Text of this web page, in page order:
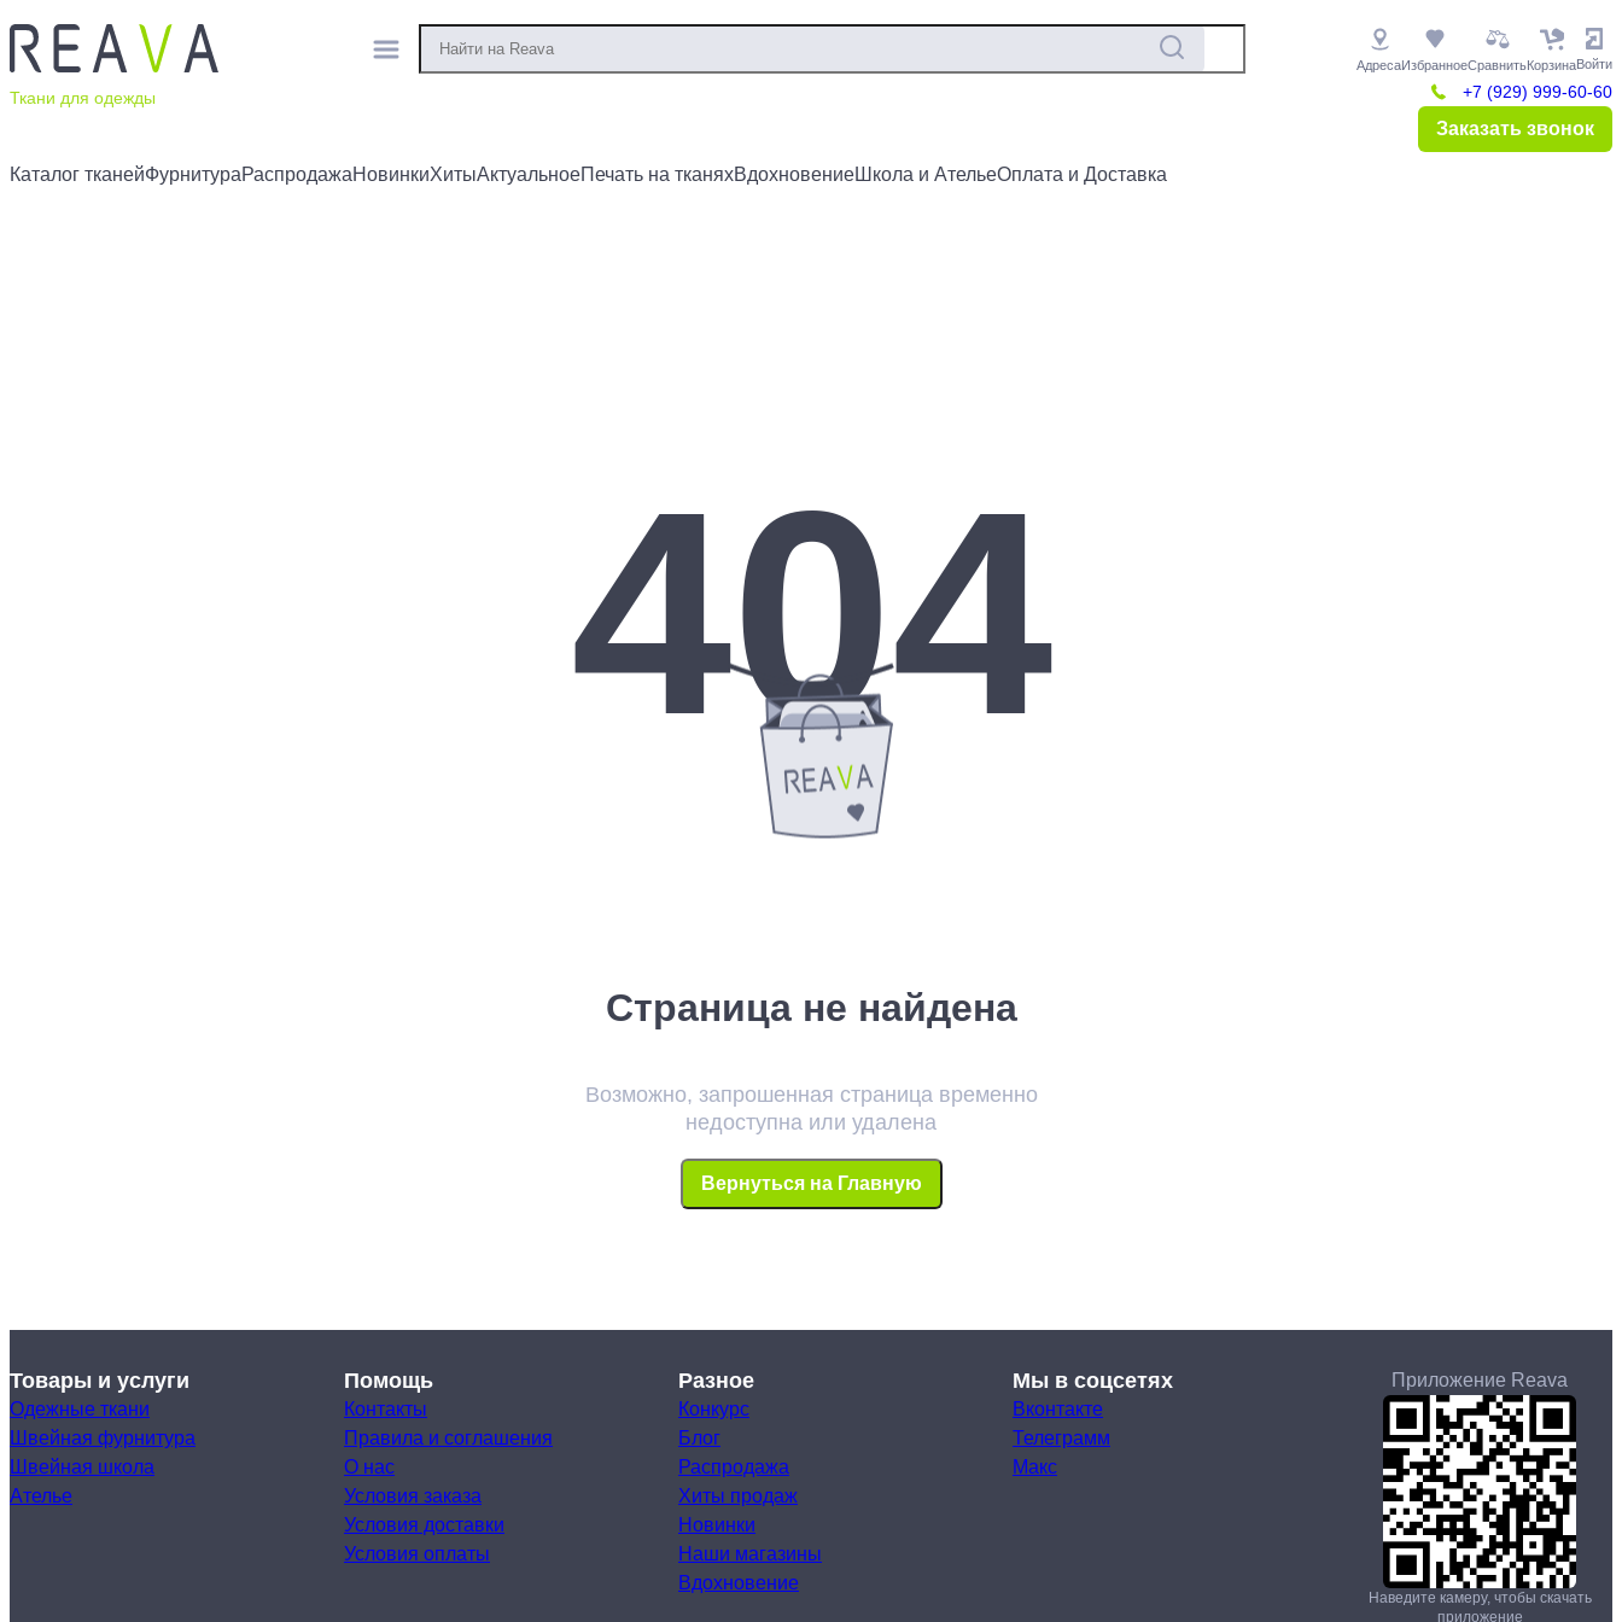
Ткани для одежды
АдресаИзбранноеСравнитьКорзинаВойти
+7 (929) 999-60-60
Заказать звонок
Каталог тканейФурнитураРаспродажаНовинкиХитыАктуальноеПечать на тканяхВдохновениеШкола и АтельеОплата и Доставка
404
Страница не найдена
Возможно, запрошенная страница временно
недоступна или удалена
Вернуться на Главную
Товары и услуги
Одежные ткани
Швейная фурнитура
Швейная школа
Ателье
Помощь
Контакты
Правила и соглашения
О нас
Условия заказа
Условия доставки
Условия оплаты
Разное
Конкурс
Блог
Распродажа
Хиты продаж
Новинки
Наши магазины
Вдохновение
Мы в соцсетях
Вконтакте
Телеграмм
Макс
Приложение Reava
Наведите камеру, чтобы скачать
приложение